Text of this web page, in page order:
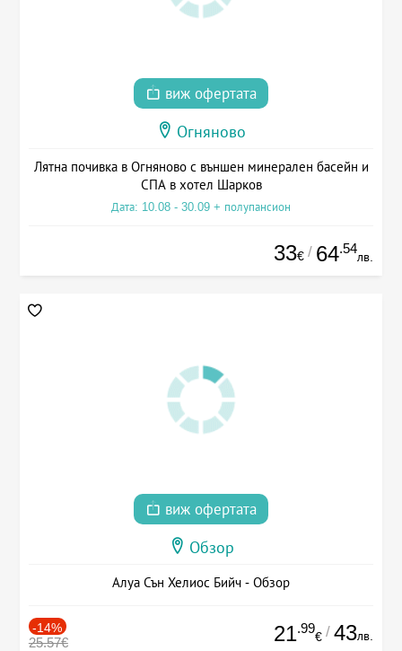
виж офертата
Огняново
Лятна почивка в Огняново с външен минерален басейн и
СПА в хотел Шарков
Дата: 10.08 - 30.09 + полупансион
33€ / 64.54
лв.
виж офертата
Обзор
Алуа Сън Хелиос Бийч - Обзор
-14%
25.57€ 21.99
€ / 43лв.